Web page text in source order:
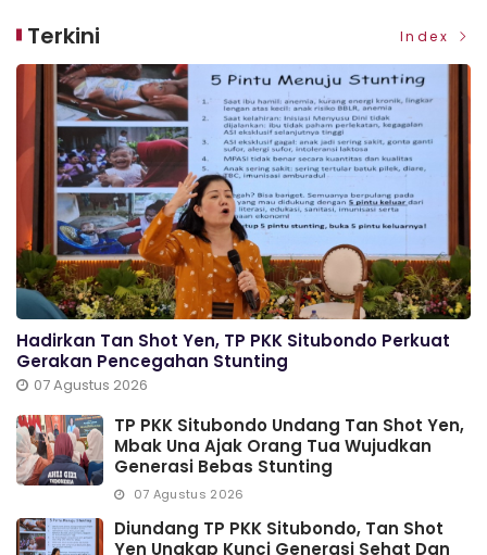
Terkini Index
Hadirkan Tan Shot Yen, TP PKK Situbondo Perkuat
Gerakan Pencegahan Stunting
07 Agustus 2026
TP PKK Situbondo Undang Tan Shot Yen,
Mbak Una Ajak Orang Tua Wujudkan
Generasi Bebas Stunting
07 Agustus 2026
Diundang TP PKK Situbondo, Tan Shot
Yen Ungkap Kunci Generasi Sehat Dan